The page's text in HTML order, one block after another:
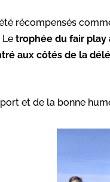
récompensés
Le trophée du fair play
aux côtés de la
et de la bonne